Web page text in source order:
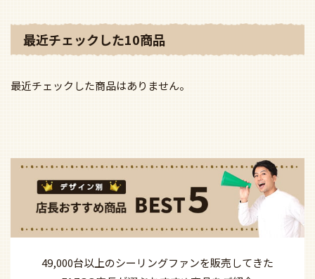
最近チェックした10商品
最近チェックした商品はありません。
49,000台以上のシーリングファンを販売してきた